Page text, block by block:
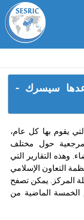
سيسرك -
يقوم بها كل عام،
حول مختلف
وهذه التقارير التي
التعاون الإسلامي
يمكن تصفح
الخمسة الماضية من